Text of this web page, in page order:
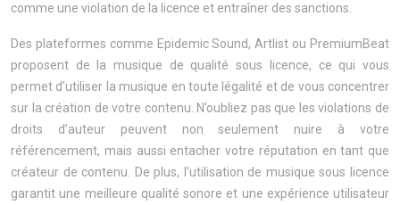
comme une violation de la licence et entraîner des sanctions.
Des plateformes comme Epidemic Sound, Artlist ou PremiumBeat
proposent de la musique de qualité sous licence, ce qui vous
permet d’utiliser la musique en toute légalité et de vous concentrer
sur la création de votre contenu. N’oubliez pas que les violations de
droits d’auteur peuvent non seulement nuire à votre
référencement, mais aussi entacher votre réputation en tant que
créateur de contenu. De plus, l’utilisation de musique sous licence
garantit une meilleure qualité sonore et une expérience utilisateur